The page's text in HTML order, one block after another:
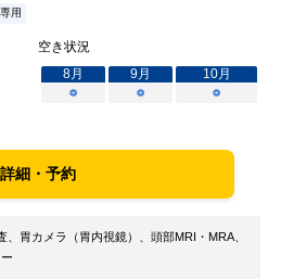
用
空き状況
8月 9月 10月
○
○ ○
詳細・予約
胃カメラ（胃内視鏡）、頭部MRI・MRA、